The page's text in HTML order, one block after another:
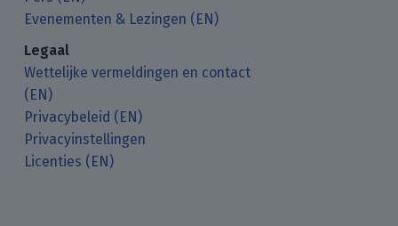
Evenementen & Lezingen (EN)
Legaal
Wettelijke vermeldingen en contact
(EN)
Privacybeleid (EN)
Privacyinstellingen
Licenties (EN)